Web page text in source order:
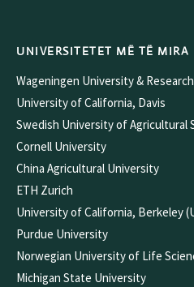
UNIVERSITETET MË TË MIRA
Wageningen University & Research
University of California, Davis
Swedish University of Agricultural
Cornell University
China Agricultural University
ETH Zurich
University of California, Berkeley
Purdue University
Norwegian University of Life
Michigan State University